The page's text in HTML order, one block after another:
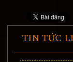
TIN TỨC